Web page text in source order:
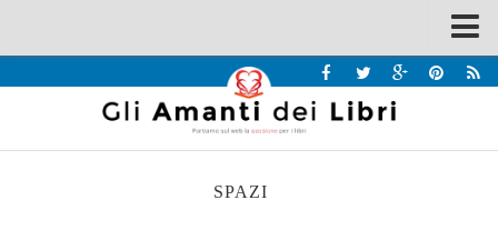
Recensioni
Interviste & Incontri
SPAZI